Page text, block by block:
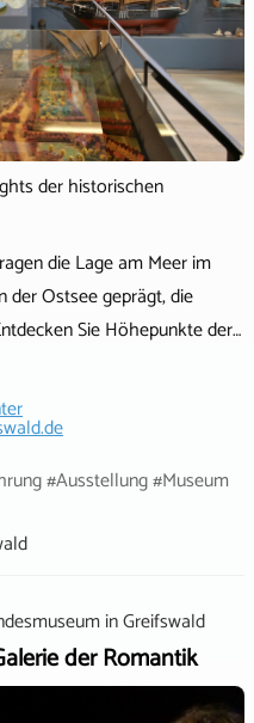
der historischen
die Lage am Meer im
der Ostsee geprägt, die
Sie Höhepunkte der…
#Ausstellung #Museum
inGreifswald
der Romantik